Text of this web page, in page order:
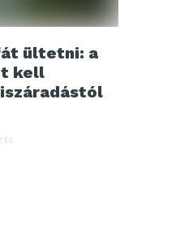
ültetni: a
kell